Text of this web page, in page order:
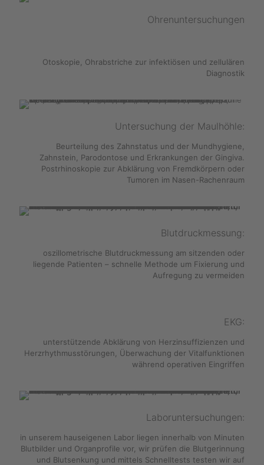
Ohrenuntersuchungen
Otoskopie, Ohrabstriche zur infektiösen und zellulären
Diagnostik
Untersuchung der Maulhöhle:
Beurteilung des Zahnstatus und der Mundhygiene,
Zahnstein, Parodontose und Erkrankungen der Gingiva.
Postrhinoskopie zur Abklärung von Fremdkörpern oder
Tumoren im Nasen-Rachenraum
Blutdruckmessung:
oszillometrische Blutdruckmessung am sitzenden oder
liegende Patienten – schnelle Methode um Fixierung und
Aufregung zu vermeiden
EKG:
unterstützende Abklärung von Herzinsuffizienzen und
Herzrhythmusstörungen, Überwachung der Vitalfunktionen
während operativen Eingriffen
Laboruntersuchungen:
in unserem hauseigenen Labor liegen innerhalb von Minuten
Blutbilder und Organprofile vor, wir prüfen die Blutgerinnung
und Blutsenkung und mittels Schnelltests testen wir auf